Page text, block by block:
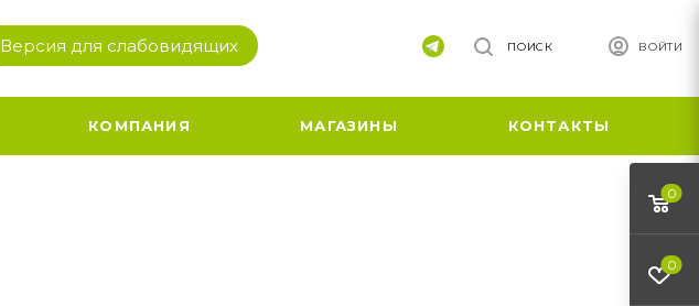
Версия для слабовидящих ВОЙТИ
ПОИСК
КОМПАНИЯ МАГАЗИНЫ КОНТАКТЫ
0
0